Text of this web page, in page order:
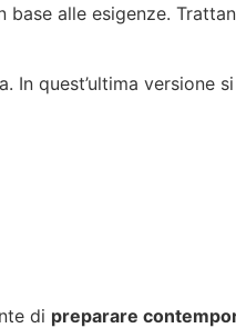
alle esigenze.
In quest’ultima versione
di preparare